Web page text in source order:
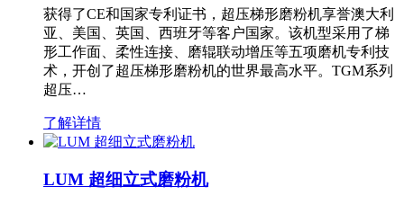
获得了CE和国家专利证书，超压梯形磨粉机享誉澳大利
亚、美国、英国、西班牙等客户国家。该机型采用了梯
形工作面、柔性连接、磨辊联动增压等五项磨机专利技
术，开创了超压梯形磨粉机的世界最高水平。TGM系列
超压…
了解详情
LUM 超细立式磨粉机